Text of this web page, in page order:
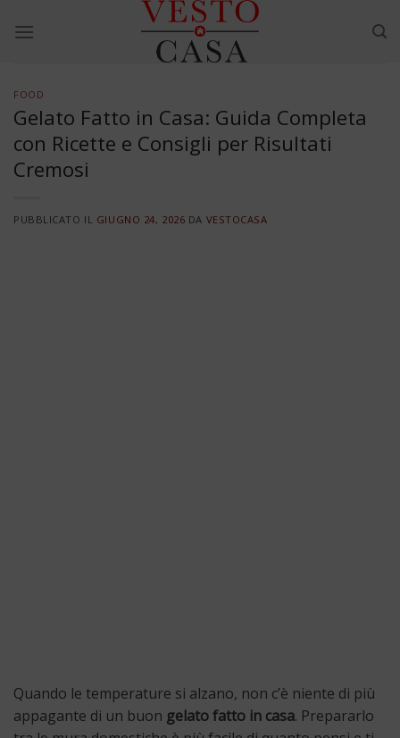
FOOD
Gelato Fatto in Casa: Guida Completa
con Ricette e Consigli per Risultati
Cremosi
PUBBLICATO IL GIUGNO 24, 2026 DA VESTOCASA
Quando le temperature si alzano, non c’è niente di più
appagante di un buon gelato fatto in casa. Prepararlo